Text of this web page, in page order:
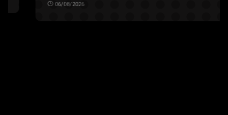
06/08/2026